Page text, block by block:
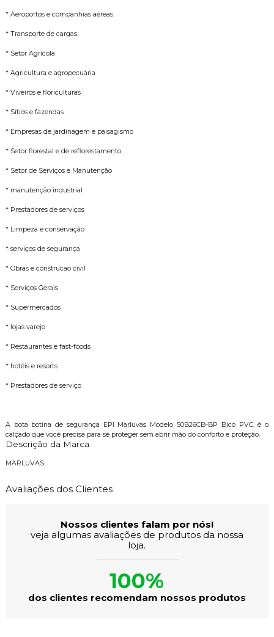
* Aeroportos e companhias aéreas
* Transporte de cargas
* Setor Agrícola
* Agricultura e agropecuária
* Viveiros e floriculturas
* Sítios e fazendas
* Empresas de jardinagem e paisagismo
* Setor florestal e de reflorestamento
* Setor de Serviços e Manutenção
* manutenção industrial
* Prestadores de serviços
* Limpeza e conservação
* serviços de segurança
* Obras e construcao civil
* Serviços Gerais
* Supermercados
* lojas varejo
* Restaurantes e fast-foods
* hotéis e resorts
* Prestadores de serviço
A bota botina de segurança EPI Marluvas Modelo 50B26CB-BP Bico PVC, é o
calçado que você precisa para se proteger sem abrir mão do conforto e proteção.
Descrição da Marca
MARLUVAS
Avaliações dos Clientes
Nossos clientes falam por nós!
veja algumas avaliações de produtos da nossa
loja.
100%
dos clientes recomendam nossos produtos